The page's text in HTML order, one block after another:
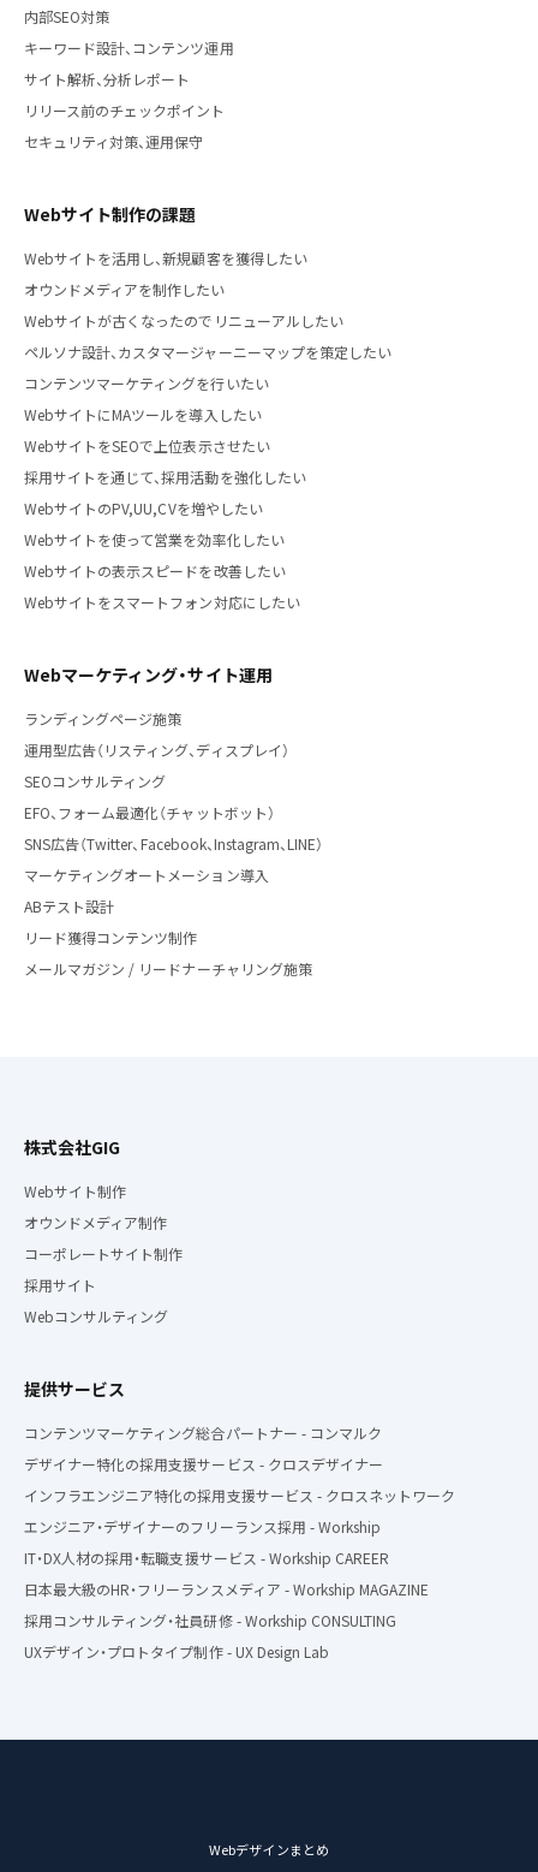
内部SEO対策
キーワード設計、コンテンツ運用
サイト解析、分析レポート
リリース前のチェックポイント
セキュリティ対策、運用保守
Webサイト制作の課題
Webサイトを活用し、新規顧客を獲得したい
オウンドメディアを制作したい
Webサイトが古くなったのでリニューアルしたい
ペルソナ設計、カスタマージャーニーマップを策定したい
コンテンツマーケティングを行いたい
WebサイトにMAツールを導入したい
WebサイトをSEOで上位表示させたい
採用サイトを通じて、採用活動を強化したい
WebサイトのPV,UU,CVを増やしたい
Webサイトを使って営業を効率化したい
Webサイトの表示スピードを改善したい
Webサイトをスマートフォン対応にしたい
Webマーケティング・サイト運用
ランディングページ施策
運用型広告（リスティング、ディスプレイ）
SEOコンサルティング
EFO、フォーム最適化（チャットボット）
SNS広告（Twitter、Facebook、Instagram、LINE）
マーケティングオートメーション導入
ABテスト設計
リード獲得コンテンツ制作
メールマガジン / リードナーチャリング施策
株式会社GIG
Webサイト制作
オウンドメディア制作
コーポレートサイト制作
採用サイト
Webコンサルティング
提供サービス
コンテンツマーケティング総合パートナー - コンマルク
デザイナー特化の採用支援サービス - クロスデザイナー
インフラエンジニア特化の採用支援サービス - クロスネットワーク
エンジニア・デザイナーのフリーランス採用 - Workship
IT・DX人材の採用・転職支援サービス - Workship CAREER
日本最大級のHR・フリーランスメディア - Workship MAGAZINE
採用コンサルティング・社員研修 - Workship CONSULTING
UXデザイン・プロトタイプ制作 - UX Design Lab
Webデザインまとめ